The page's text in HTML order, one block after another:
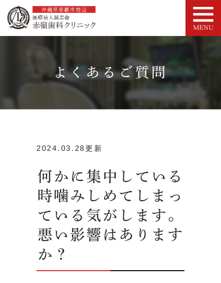
よくあるご質問
2024.03.28更新
何かに集中している
時噛みしめてしまっ
ている気がします。
悪い影響はあります
か？